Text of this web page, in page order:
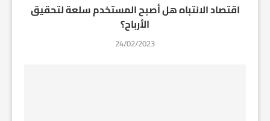
اقتصاد الانتباه هل أصبح المستخدم سلعة لتحقيق
الأرباح؟
24/02/2023